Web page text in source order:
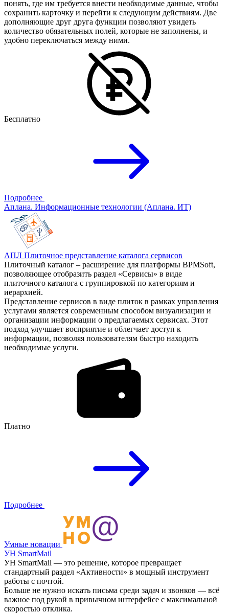
понять, где им требуется внести необходимые данные, чтобы
сохранить карточку и перейти к следующим действиям. Две
дополняющие друг друга функции позволяют увидеть
количество обязательных полей, которые не заполнены, и
удобно переключаться между ними.
Бесплатно
Подробнее
Аплана. Информационные технологии (Аплана. ИТ)
АПЛ Плиточное представление каталога сервисов
Плиточный каталог – расширение для платформы BPMSoft,
позволяющее отобразить раздел «Сервисы» в виде
плиточного каталога с группировкой по категориям и
иерархией.
Представление сервисов в виде плиток в рамках управления
услугами является современным способом визуализации и
организации информации о предлагаемых сервисах. Этот
подход улучшает восприятие и облегчает доступ к
информации, позволяя пользователям быстро находить
необходимые услуги.
Платно
Подробнее
Умные новации
УН SmartMail
УН SmartMail — это решение, которое превращает
стандартный раздел «Активности» в мощный инструмент
работы с почтой.
Больше не нужно искать письма среди задач и звонков — всё
важное под рукой в привычном интерфейсе с максимальной
скоростью отклика.